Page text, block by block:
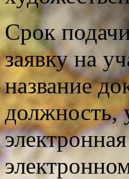
Срок
заявку на
название
должность,